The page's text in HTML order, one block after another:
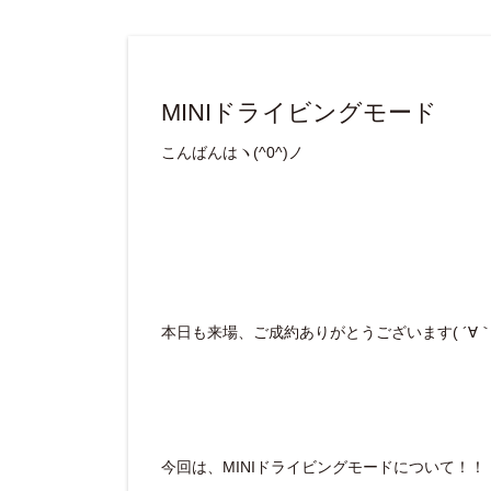
MINIドライビングモード
こんばんはヽ(^0^)ノ
本日も来場、ご成約ありがとうございます( ´∀
今回は、MINIドライビングモードについて！！